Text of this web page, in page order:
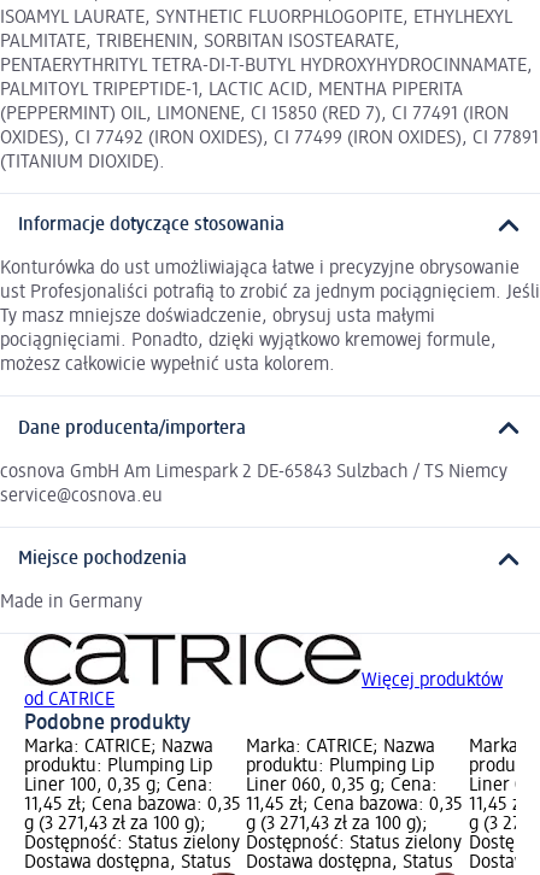
ISOAMYL LAURATE, SYNTHETIC FLUORPHLOGOPITE, ETHYLHEXYL
PALMITATE, TRIBEHENIN, SORBITAN ISOSTEARATE,
PENTAERYTHRITYL TETRA-DI-T-BUTYL HYDROXYHYDROCINNAMATE,
PALMITOYL TRIPEPTIDE-1, LACTIC ACID, MENTHA PIPERITA
(PEPPERMINT) OIL, LIMONENE, CI 15850 (RED 7), CI 77491 (IRON
OXIDES), CI 77492 (IRON OXIDES), CI 77499 (IRON OXIDES), CI 77891
(TITANIUM DIOXIDE).
Informacje dotyczące stosowania
Konturówka do ust umożliwiająca łatwe i precyzyjne obrysowanie
ust Profesjonaliści potrafią to zrobić za jednym pociągnięciem. Jeśli
Ty masz mniejsze doświadczenie, obrysuj usta małymi
pociągnięciami. Ponadto, dzięki wyjątkowo kremowej formule,
możesz całkowicie wypełnić usta kolorem.
Dane producenta/importera
cosnova GmbH Am Limespark 2 DE-65843 Sulzbach / TS Niemcy
service@cosnova.eu
Miejsce pochodzenia
Made in Germany
Więcej produktów
od CATRICE
Podobne produkty
Marka: CATRICE; Nazwa
produktu: Plumping Lip
Liner 100, 0,35 g; Cena:
11,45 zł; Cena bazowa: 0,35
g (3 271,43 zł za 100 g);
Dostępność: Status zielony
Dostawa dostępna, Status
Marka: CATRICE; Nazwa
produktu: Plumping Lip
Liner 060, 0,35 g; Cena:
11,45 zł; Cena bazowa: 0,35
g (3 271,43 zł za 100 g);
Dostępność: Status zielony
Dostawa dostępna, Status
Marka:
Liner
11,45
g (3